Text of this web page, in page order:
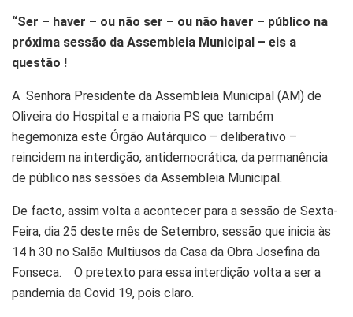
“Ser – haver – ou não ser – ou não haver – público na
próxima sessão da Assembleia Municipal – eis a
questão !
A Senhora Presidente da Assembleia Municipal (AM) de
Oliveira do Hospital e a maioria PS que também
hegemoniza este Órgão Autárquico – deliberativo –
reincidem na interdição, antidemocrática, da permanência
de público nas sessões da Assembleia Municipal.
De facto, assim volta a acontecer para a sessão de Sexta-
Feira, dia 25 deste mês de Setembro, sessão que inicia às
14 h 30 no Salão Multiusos da Casa da Obra Josefina da
Fonseca. O pretexto para essa interdição volta a ser a
pandemia da Covid 19, pois claro.